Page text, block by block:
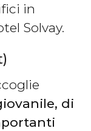
in
Solvay.
di